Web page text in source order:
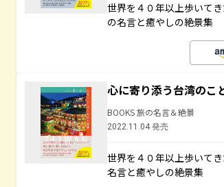
世界を４０年以上歩いて
の名言と癒やしの絶景集
心に寄り添う台湾のこ
BOOKS 旅の名言＆絶景
2022.11.04 発売
世界を４０年以上歩いて
名言と癒やしの絶景集